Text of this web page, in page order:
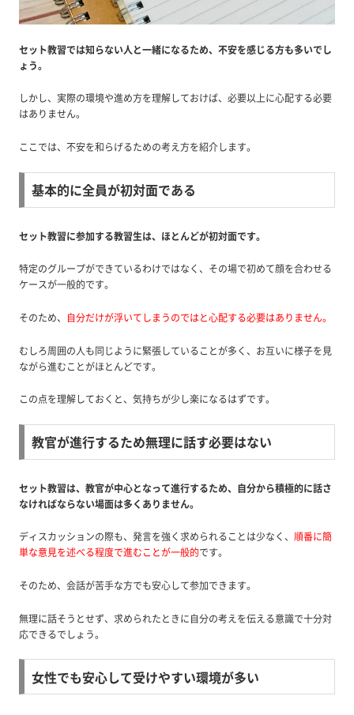
セット教習では知らない人と一緒になるため、不安を感じる方も多いでし
ょう。
しかし、実際の環境や進め方を理解しておけば、必要以上に心配する必要
はありません。
ここでは、不安を和らげるための考え方を紹介します。
基本的に全員が初対面である
セット教習に参加する教習生は、ほとんどが初対面です。
特定のグループができているわけではなく、その場で初めて顔を合わせる
ケースが一般的です。
そのため、 自分だけが浮いてしまうのではと心配する必要はありません。
むしろ周囲の人も同じように緊張していることが多く、お互いに様子を見
ながら進むことがほとんどです。
この点を理解しておくと、気持ちが少し楽になるはずです。
教官が進行するため無理に話す必要はない
セット教習は、教官が中心となって進行するため、自分から積極的に話さ
なければならない場面は多くありません。
ディスカッションの際も、発言を強く求められることは少なく、 順番に簡
単な意見を述べる程度で進むことが一般的です。
そのため、会話が苦手な方でも安心して参加できます。
無理に話そうとせず、求められたときに自分の考えを伝える意識で十分対
応できるでしょう。
女性でも安心して受けやすい環境が多い